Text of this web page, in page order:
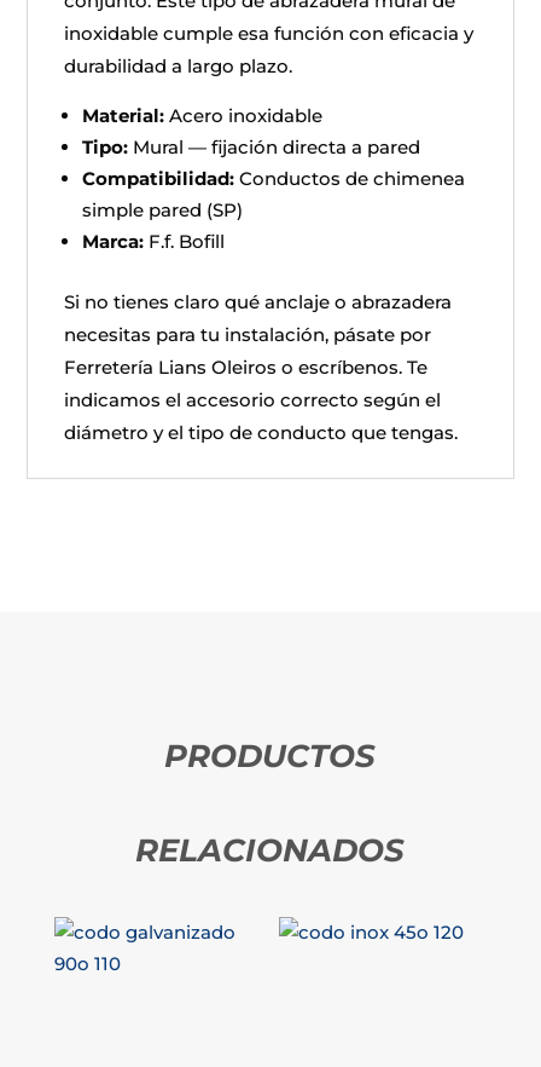
inoxidable cumple esa función con eficacia y
durabilidad a largo plazo.
Material: Acero inoxidable
Tipo: Mural — fijación directa a pared
Compatibilidad: Conductos de chimenea
simple pared (SP)
Marca: F.f. Bofill
Si no tienes claro qué anclaje o abrazadera
necesitas para tu instalación, pásate por
Ferretería Lians Oleiros o escríbenos. Te
indicamos el accesorio correcto según el
diámetro y el tipo de conducto que tengas.
PRODUCTOS
RELACIONADOS